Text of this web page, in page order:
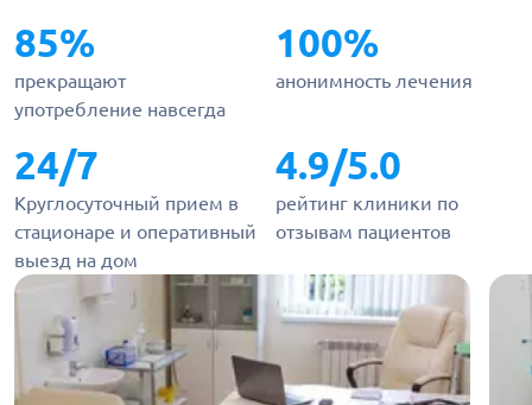
85%
прекращают
употребление навсегда
100%
анонимность лечения
24/7
Круглосуточный прием в
стационаре и оперативный
выезд на дом
4.9/5.0
рейтинг клиники по
отзывам пациентов